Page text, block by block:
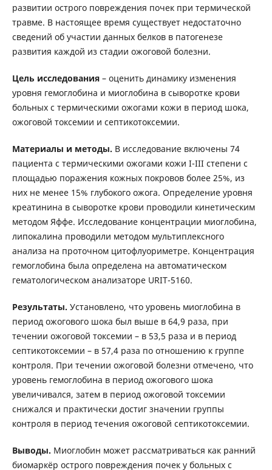
развитии острого повреждения почек при термической
травме. В настоящее время существует недостаточно
сведений об участии данных белков в патогенезе
развития каждой из стадии ожоговой болезни.
Цель исследования – оценить динамику изменения
уровня гемоглобина и миоглобина в сыворотке крови
больных с термическими ожогами кожи в период шока,
ожоговой токсемии и септикотоксемии.
Материалы и методы. В исследование включены 74
пациента с термическими ожогами кожи I-III степени с
площадью поражения кожных покровов более 25%, из
них не менее 15% глубокого ожога. Определение уровня
креатинина в сыворотке крови проводили кинетическим
методом Яффе. Исследование концентрации миоглобина,
липокалина проводили методом мультиплексного
анализа на проточном цитофлуориметре. Концентрация
гемоглобина была определена на автоматическом
гематологическом анализаторе URIT-5160.
Результаты. Установлено, что уровень миоглобина в
период ожогового шока был выше в 64,9 раза, при
течении ожоговой токсемии – в 53,5 раза и в период
септикотоксемии – в 57,4 раза по отношению к группе
контроля. При течении ожоговой болезни отмечено, что
уровень гемоглобина в период ожогового шока
увеличивался, затем в период ожоговой токсемии
снижался и практически достиг значении группы
контроля в период течения ожоговой септикотоксемии.
Выводы. Миоглобин может рассматриваться как ранний
биомаркёр острого повреждения почек у больных с